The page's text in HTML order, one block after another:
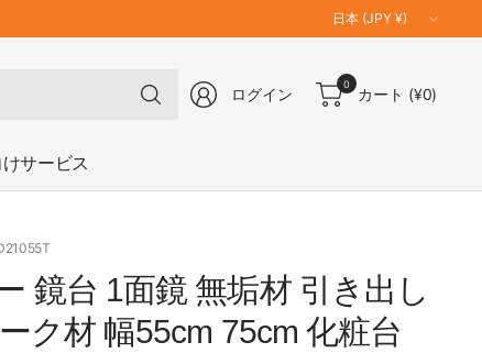
国
／
域
を
で
ログイン
0
カート (¥0)
サービス
鏡台 1面鏡 無垢材 引き出し
ク材 幅55cm 75cm 化粧台